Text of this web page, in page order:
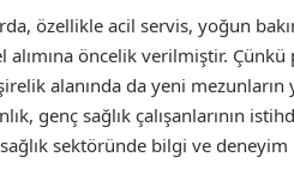
özellikle acil servis, yoğun
alımına öncelik verilmiştir.
alanında da yeni mezunların
genç sağlık çalışanlarının
sektöründe bilgi ve deneyim